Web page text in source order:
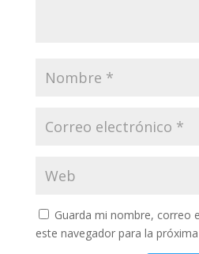
Guarda mi nombre, correo
este navegador para la